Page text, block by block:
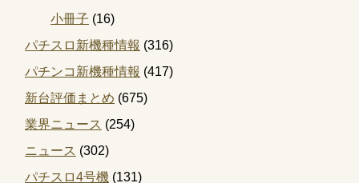
小冊子 (16)
パチスロ新機種情報 (316)
パチンコ新機種情報 (417)
新台評価まとめ (675)
業界ニュース (254)
ニュース (302)
パチスロ4号機 (131)